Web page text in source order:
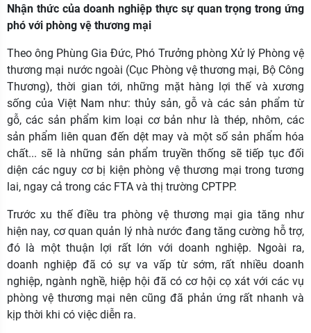
Nhận thức của doanh nghiệp thực sự quan trọng trong ứng
phó với phòng vệ thương mại
Theo ông Phùng Gia Đức, Phó Trưởng phòng Xử lý Phòng vệ
thương mại nước ngoài (Cục Phòng vệ thương mại, Bộ Công
Thương), thời gian tới, những mặt hàng lợi thế và xương
sống của Việt Nam như: thủy sản, gỗ và các sản phẩm từ
gỗ, các sản phẩm kim loại cơ bản như là thép, nhôm, các
sản phẩm liên quan đến dệt may và một số sản phẩm hóa
chất... sẽ là những sản phẩm truyền thống sẽ tiếp tục đối
diện các nguy cơ bị kiện phòng vệ thương mại trong tương
lai, ngay cả trong các FTA và thị trường CPTPP.
Trước xu thế điều tra phòng vệ thương mại gia tăng như
hiện nay, cơ quan quản lý nhà nước đang tăng cường hỗ trợ,
đó là một thuận lợi rất lớn với doanh nghiệp. Ngoài ra,
doanh nghiệp đã có sự va vấp từ sớm, rất nhiều doanh
nghiệp, ngành nghề, hiệp hội đã có cơ hội cọ xát với các vụ
phòng vệ thương mại nên cũng đã phản ứng rất nhanh và
kịp thời khi có việc diễn ra.